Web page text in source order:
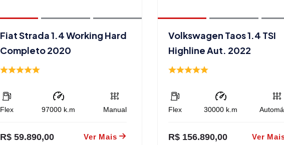
Fiat Strada 1.4 Working Hard
Completo 2020
Flex 97000 k.m Manual
R$ 59.890,00 Ver Mais
Volkswagen Taos 1.4 TSI
Highline Aut. 2022
Flex 30000 k.m
R$ 156.890,00 Ver